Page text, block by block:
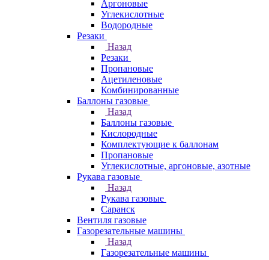
Аргоновые
Углекислотные
Водородные
Резаки
Назад
Резаки
Пропановые
Ацетиленовые
Комбинированные
Баллоны газовые
Назад
Баллоны газовые
Кислородные
Комплектующие к баллонам
Пропановые
Углекислотные, аргоновые, азотные
Рукава газовые
Назад
Рукава газовые
Саранск
Вентиля газовые
Газорезательные машины
Назад
Газорезательные машины